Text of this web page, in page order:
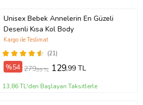
Unisex Bebek Annelerin En Güzeli
Desenli Kısa Kol Body
(21)
Kargo ile Teslimat
%54 279,99 TL 129,99 TL
13,86 TL'den Başlayan Taksitlerle